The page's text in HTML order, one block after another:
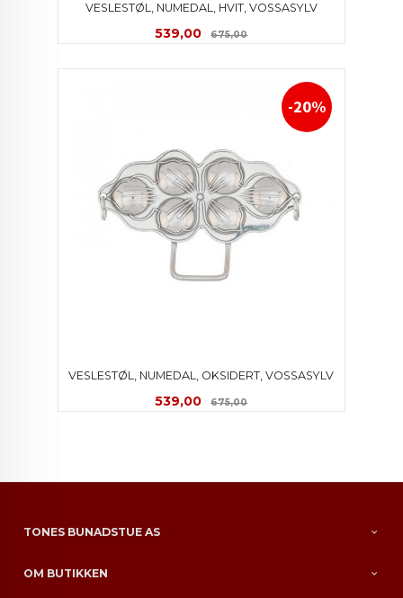
VESLESTØL, NUMEDAL, HVIT, VOSSASYLV
Tilbud
539,00 675,00Rabatt
VESLESTØL, NUMEDAL, OKSIDERT, VOSSASYLV
Tilbud
539,00 675,00Rabatt
-20%
TONES BUNADSTUE AS
OM BUTIKKEN